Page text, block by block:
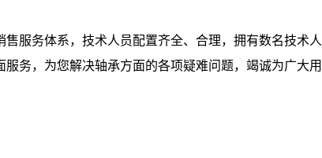
服务体系，技术人员配置齐全、合理，拥有数名技术
务，为您解决轴承方面的各项疑难问题，竭诚为广大用